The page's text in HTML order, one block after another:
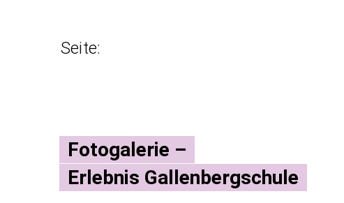
Seite:
Fotogalerie –
Erlebnis Gallenbergschule